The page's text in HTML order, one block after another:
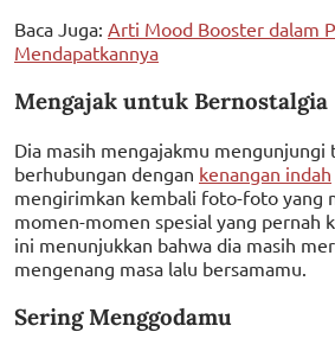
Baca Juga: Arti Mood Booster dalam
Mendapatkannya
Mengajak untuk Bernostalgia
Dia masih mengajakmu
berhubungan dengan kenangan indah
mengirimkan kembali foto-foto yang
momen-momen spesial yang pernah
ini menunjukkan bahwa dia masih
mengenang masa lalu bersamamu.
Sering Menggodamu